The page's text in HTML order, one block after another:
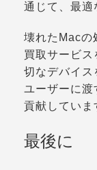
通じて、最適
壊れたMacの
買取サービ
切なデバイス
ユーザーに渡
貢献していま
最後に